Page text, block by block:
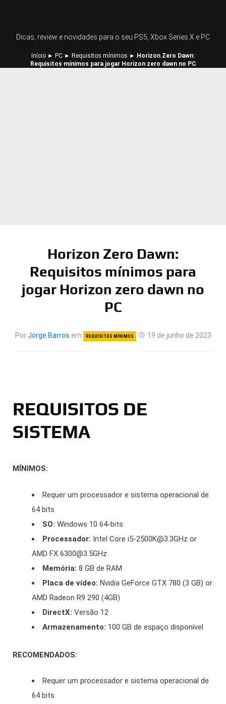
Dicas, review e novidades para o seu PS5, Xbox Series X e PC
Início ► PC ► Requisitos mínimos ► Horizon Zero Dawn:
Requisitos mínimos para jogar Horizon zero dawn no PC
Horizon Zero Dawn:
Requisitos mínimos para
jogar Horizon zero dawn no
PC
PorJorge Barros em REQUISITOS MÍNIMOS 19 de junho de 2023
REQUISITOS DE
SISTEMA
MÍNIMOS:
Requer um processador e sistema operacional de
64 bits
SO: Windows 10 64-bits
Processador: Intel Core i5-2500K@3.3GHz or
AMD FX 6300@3.5GHz
Memória: 8 GB de RAM
Placa de vídeo: Nvidia GeForce GTX 780 (3 GB) or
AMD Radeon R9 290 (4GB)
DirectX: Versão 12
Armazenamento: 100 GB de espaço disponível
RECOMENDADOS:
Requer um processador e sistema operacional de
64 bits